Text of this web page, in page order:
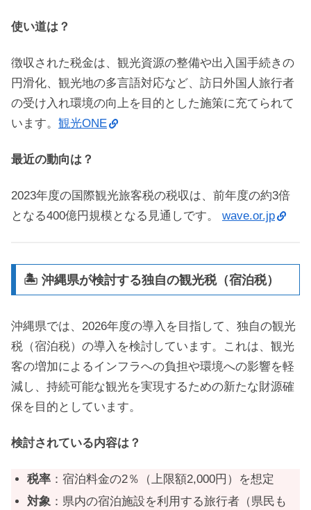
使い道は？
徴収された税金は、観光資源の整備や出入国手続きの
円滑化、観光地の多言語対応など、訪日外国人旅行者
の受け入れ環境の向上を目的とした施策に充てられて
います。 観光ONE
最近の動向は？
2023年度の国際観光旅客税の税収は、前年度の約3倍
となる400億円規模となる見通しです。 wave.or.jp
🏝️ 沖縄県が検討する独自の観光税（宿泊税）
沖縄県では、2026年度の導入を目指して、独自の観光
税（宿泊税）の導入を検討しています。これは、観光
客の増加によるインフラへの負担や環境への影響を軽
減し、持続可能な観光を実現するための新たな財源確
保を目的としています。
検討されている内容は？
税率 ：宿泊料金の2％（上限額2,000円）を想定
対象 ：県内の宿泊施設を利用する旅行者（県民も